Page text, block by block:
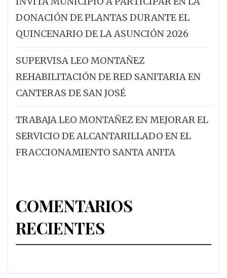
DONACIÓN DE PLANTAS DURANTE EL
QUINCENARIO DE LA ASUNCIÓN 2026
SUPERVISA LEO MONTAÑEZ
REHABILITACIÓN DE RED SANITARIA EN
CANTERAS DE SAN JOSÉ
TRABAJA LEO MONTAÑEZ EN MEJORAR EL
SERVICIO DE ALCANTARILLADO EN EL
FRACCIONAMIENTO SANTA ANITA
COMENTARIOS
RECIENTES